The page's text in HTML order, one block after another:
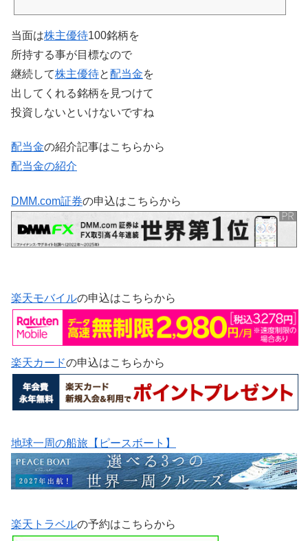
当面は株主優待100銘柄を
所持する事が目標なので
継続して株主優待と配当金を
出してくれる銘柄を見つけて
投資しないといけないですね
配当金の紹介記事はこちらから
配当金の紹介
DMM.com証券の申込はこちらから
楽天モバイルの申込はこちらから
楽天カードの申込はこちらから
地球一周の船旅【ピースボート】
楽天トラベルの予約はこちらから